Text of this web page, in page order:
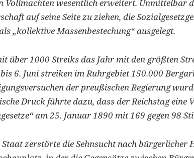
Vollmachten wesentlich erweitert. Unmittelbar
auf seine Seite zu ziehen, die
„kollektive Massenbestechung“ ausgelegt.
über 1000 Streiks das Jahr mit den größten
6. Juni streiken im Ruhrgebiet 150.000
der preußischen Regierung
Druck führte dazu, dass der Reichstag eine
am 25. Januar 1890 mit 169 gegen 98
zerstörte die Sehnsucht nach bürgerlicher